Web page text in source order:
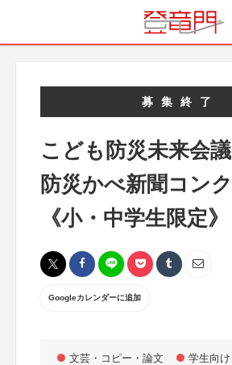
募集終了
こども防災未来会
防災かべ新聞コン
《小・中学生限定》
Googleカレンダーに追加
文芸・コピー・論文 学生向け